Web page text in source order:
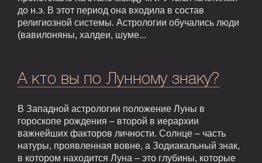
до н.э. В этот период она входила в состав
религиозной системы. Астрологии обучались люди
(вавилоняны, халдеи, шуме...
А кто вы по Лунному знаку?
В Западной астрологии положение Луны в
гороскопе рождения – второй в иерархии
важнейших факторов личности. Солнце – часть
натуры, проявленная вовне, а Зодиакальный знак,
в котором находится Луна – это глубины, которые